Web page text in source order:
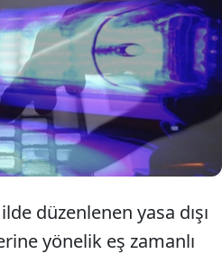
35 ilde düzenlenen yasa
kumar sitelerine yönelik eş
çok sayıda kişi
Binlerce internet sitesine
düzenlenen yasa dışı
yönelik eş zamanlı